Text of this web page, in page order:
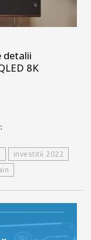
detalii
8K
investitii 2022